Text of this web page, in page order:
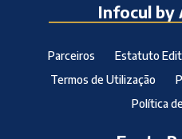
Infocul by
Parceiros Estatuto
Termos de Utilização
Política